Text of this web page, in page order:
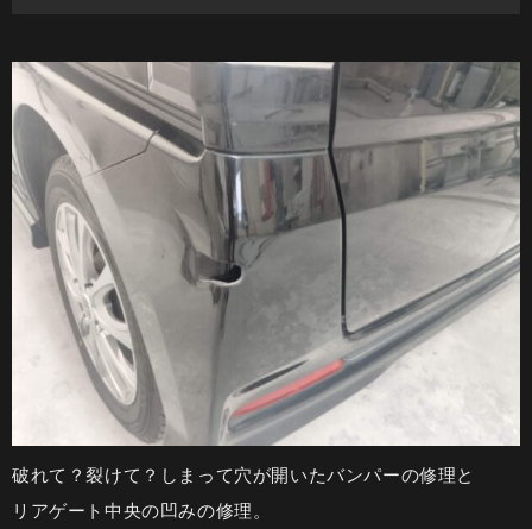
破れて？裂けて？しまって穴が開いたバンパーの修理と
リアゲート中央の凹みの修理。